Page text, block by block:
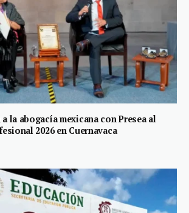
la abogacía mexicana con Presea al
2026 en Cuernavaca